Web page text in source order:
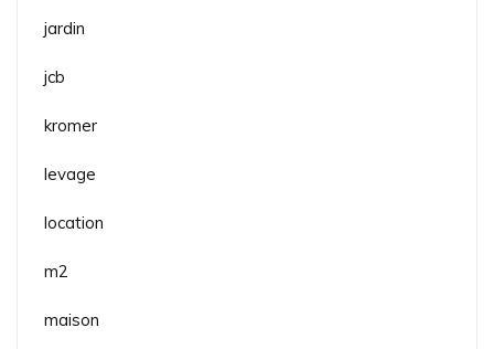
jardin
jcb
kromer
levage
location
m2
maison